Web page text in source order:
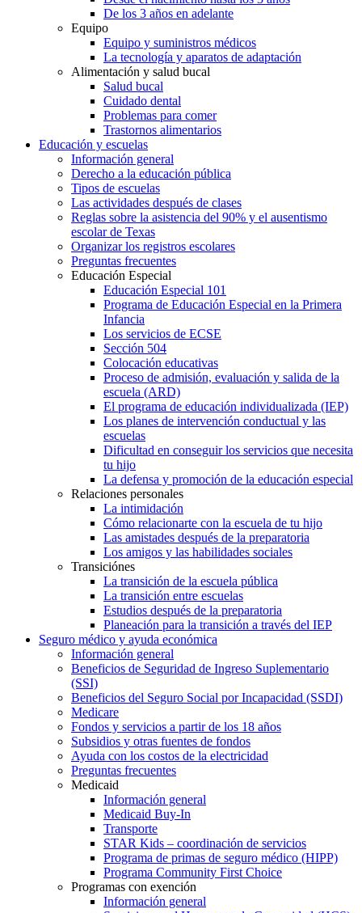
De los 3 años en adelante
Equipo
Equipo y suministros médicos
La tecnología y aparatos de adaptación
Alimentación y salud bucal
Salud bucal
Cuidado dental
Problemas para comer
Trastornos alimentarios
Educación y escuelas
Información general
Derecho a la educación pública
Tipos de escuelas
Las actividades después de clases
Reglas sobre la asistencia del 90% y el ausentismo
escolar de Texas
Organizar los registros escolares
Preguntas frecuentes
Educación Especial
Educación Especial 101
Programa de Educación Especial en la Primera
Infancia
Los servicios de ECSE
Sección 504
Colocación educativas
Proceso de admisión, evaluación y salida de la
escuela (ARD)
El programa de educación individualizada (IEP)
Los planes de intervención conductual y las
escuelas
Dificultad en conseguir los servicios que necesita
tu hijo
La defensa y promoción de la educación especial
Relaciones personales
La intimidación
Cómo relacionarte con la escuela de tu hijo
Las amistades después de la preparatoria
Los amigos y las habilidades sociales
Transiciónes
La transición de la escuela pública
La transición entre escuelas
Estudios después de la preparatoria
Planeación para la transición a través del IEP
Seguro médico y ayuda económica
Información general
Beneficios de Seguridad de Ingreso Suplementario
(SSI)
Beneficios del Seguro Social por Incapacidad (SSDI)
Medicare
Fondos y servicios a partir de los 18 años
Subsidios y otras fuentes de fondos
Ayuda con los costos de la electricidad
Preguntas frecuentes
Medicaid
Información general
Medicaid Buy-In
Transporte
STAR Kids – coordinación de servicios
Programa de primas de seguro médico (HIPP)
Programa Community First Choice
Programas con exención
Información general